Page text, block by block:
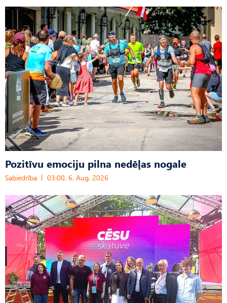
Pozitīvu emociju pilna nedēļas nogale
Sabiedrība 03:00, 6. Aug, 2026